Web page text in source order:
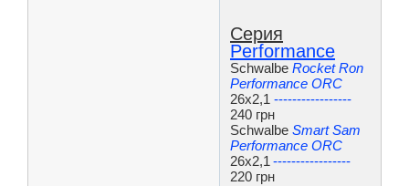
Серия
Performance
SchwalbeRocket Ron
Performance ORC
26x2,1-----------------
240 грн
SchwalbeSmart Sam
Performance ORC
26x2,1 -----------------
220 грн